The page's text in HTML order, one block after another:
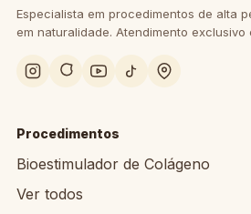
Especialista em procedimentos de alta
em naturalidade. Atendimento exclusivo
Procedimentos
Bioestimulador de Colágeno
Ver todos